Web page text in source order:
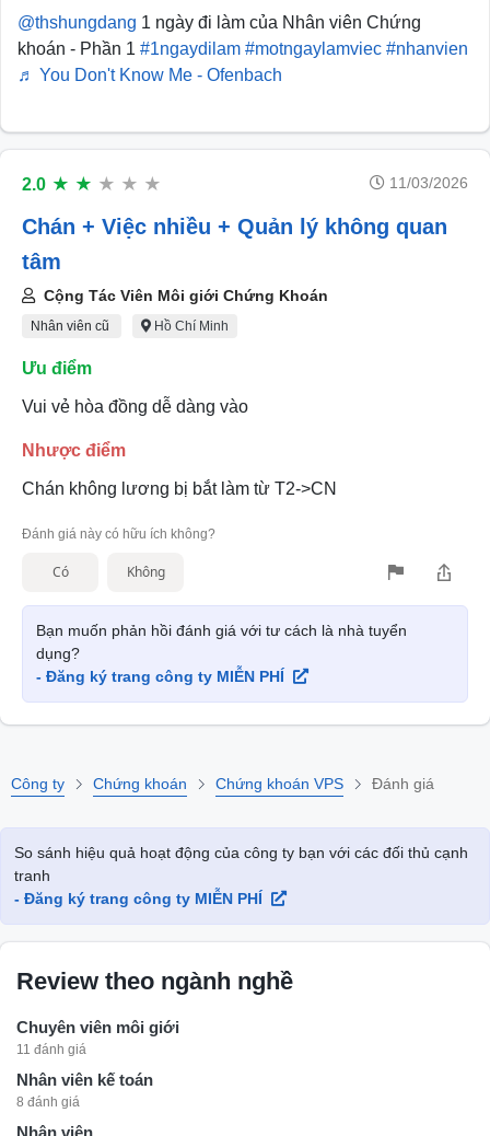
@thshungdang 1 ngày đi làm của Nhân viên Chứng
khoán - Phần 1 #1ngaydilam #motngaylamviec #nhanvien
♬ You Don't Know Me - Ofenbach
2.0 ★ ★ ★ ★ ★ 11/03/2026
Chán + Việc nhiều + Quản lý không quan
tâm
Cộng Tác Viên Môi giới Chứng Khoán
Nhân viên cũ Hồ Chí Minh
Ưu điểm
Vui vẻ hòa đồng dễ dàng vào
Nhược điểm
Chán không lương bị bắt làm từ T2->CN
Đánh giá này có hữu ích không?
Có Không
Bạn muốn phản hồi đánh giá với tư cách là nhà tuyển
dụng?
- Đăng ký trang công ty MIỄN PHÍ
Công ty Chứng khoán Chứng khoán VPS Đánh giá
So sánh hiệu quả hoạt động của công ty bạn với các đối thủ cạnh
tranh
- Đăng ký trang công ty MIỄN PHÍ
Review theo ngành nghề
Chuyên viên môi giới
11 đánh giá
Nhân viên kế toán
8 đánh giá
Nhân viên